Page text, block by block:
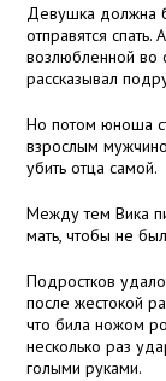
Девушка должна
отправятся спать.
возлюбленной во
рассказывал
Но потом юноша
взрослым
убить отца самой.
Между тем Вика
мать, чтобы не
Подростков
после жестокой
что била ножом
несколько раз
голыми руками.